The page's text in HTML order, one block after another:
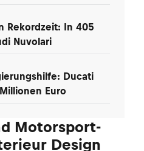
Rekordzeit: In 405
Nuvolari
Ducati
Euro
Motorsport-
Design